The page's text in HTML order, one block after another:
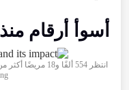
أسوأ أرقام